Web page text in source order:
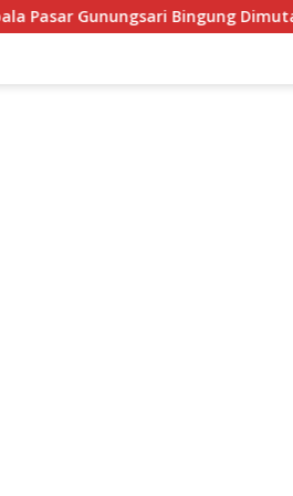
Bingung Dimutasi Lagi: